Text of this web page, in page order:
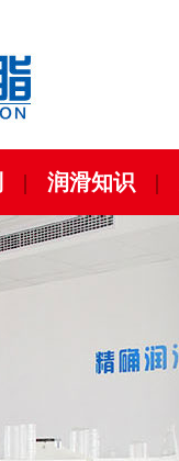
| 润滑知识 |